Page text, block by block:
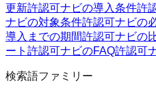
更新許認可ナビの導入条件許
ナビの対象条件許認可ナビの
導入までの期間許認可ナビの
ート 許認可ナビのFAQ許認可
検索語ファミリー